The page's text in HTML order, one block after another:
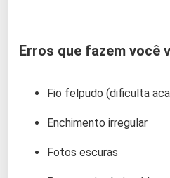
Erros que fazem você
Fio felpudo (dificulta
Enchimento irregular
Fotos escuras